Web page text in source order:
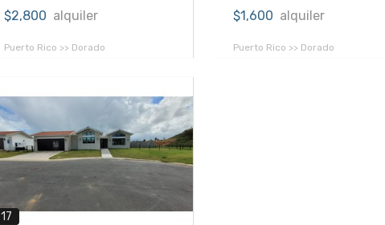
$2,800 alquiler
Puerto Rico >> Dorado
$1,600 alquiler
Puerto Rico >> Dorado
17